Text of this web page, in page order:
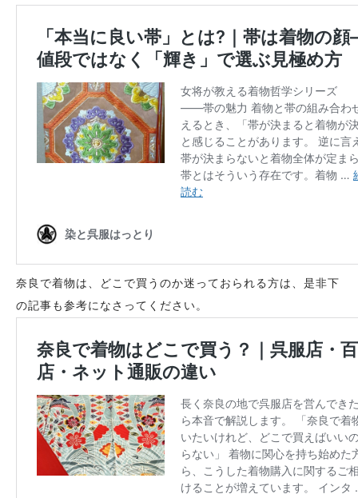
奈良で着物は、どこで買うのか迷っておられる方は、是非下
の記事も参考になさってください。